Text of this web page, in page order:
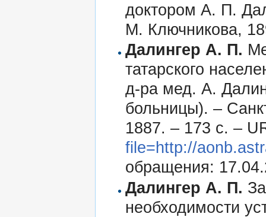
доктором А. П.
М. Ключникова,
Далингер А. П.
татарского
д-ра мед. А.
больницы). –
1887. – 173 с. –
file=http://
обращения:
Далингер А. П.
необходимости